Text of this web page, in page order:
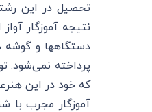
تحصیل در این
نتیجه آموزگار
دستگاهها و گوشه
پرداخته نمی‌شود.
که خود در این
آموزگار مجرب با